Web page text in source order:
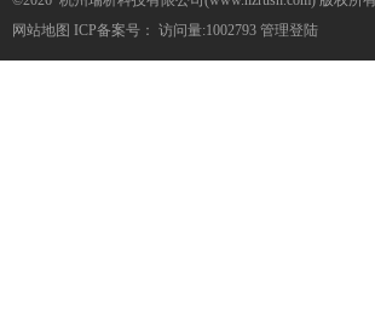
网站地图 ICP备案号： 访问量:1002793 管理登陆